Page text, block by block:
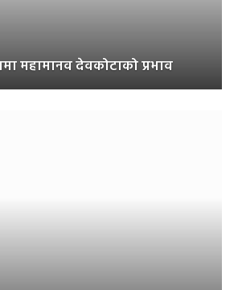
महामानव देवकोटाको प्रभाव